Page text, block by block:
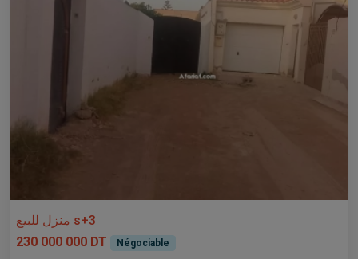
منزل للبيع s+3
230 000 000 DT
Négociable